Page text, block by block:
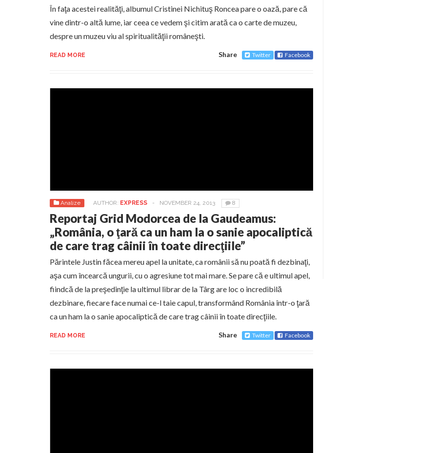
În faţa acestei realităţi, albumul Cristinei Nichituş Roncea pare o oază, pare că
vine dintr-o altă lume, iar ceea ce vedem şi citim arată ca o carte de muzeu,
despre un muzeu viu al spiritualităţii româneşti.
READ MORE Share Twitter Facebook
Analize AUTHOR: EXPRESS - NOVEMBER 24, 2013 8
Reportaj Grid Modorcea de la Gaudeamus:
„România, o ţară ca un ham la o sanie apocaliptică
de care trag câinii în toate direcţiile”
Părintele Justin făcea mereu apel la unitate, ca românii să nu poată fi dezbinaţi,
aşa cum încearcă ungurii, cu o agresiune tot mai mare. Se pare că e ultimul apel,
fiindcă de la preşedinţie la ultimul librar de la Târg are loc o incredibilă
dezbinare, fiecare face numai ce-l taie capul, transformând România într-o ţară
ca un ham la o sanie apocaliptică de care trag câinii în toate direcţiile.
READ MORE Share Twitter Facebook